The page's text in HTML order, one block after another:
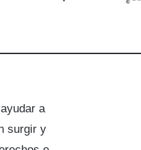
a
surgir y